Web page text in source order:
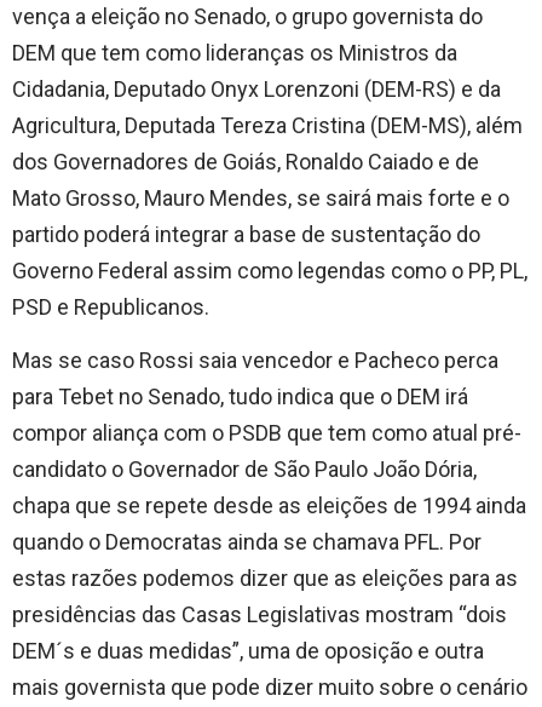
vença a eleição no Senado, o grupo governista do
DEM que tem como lideranças os Ministros da
Cidadania, Deputado Onyx Lorenzoni (DEM-RS) e da
Agricultura, Deputada Tereza Cristina (DEM-MS), além
dos Governadores de Goiás, Ronaldo Caiado e de
Mato Grosso, Mauro Mendes, se sairá mais forte e o
partido poderá integrar a base de sustentação do
Governo Federal assim como legendas como o PP, PL,
PSD e Republicanos.
Mas se caso Rossi saia vencedor e Pacheco perca
para Tebet no Senado, tudo indica que o DEM irá
compor aliança com o PSDB que tem como atual pré-
candidato o Governador de São Paulo João Dória,
chapa que se repete desde as eleições de 1994 ainda
quando o Democratas ainda se chamava PFL. Por
estas razões podemos dizer que as eleições para as
presidências das Casas Legislativas mostram “dois
DEM´s e duas medidas”, uma de oposição e outra
mais governista que pode dizer muito sobre o cenário